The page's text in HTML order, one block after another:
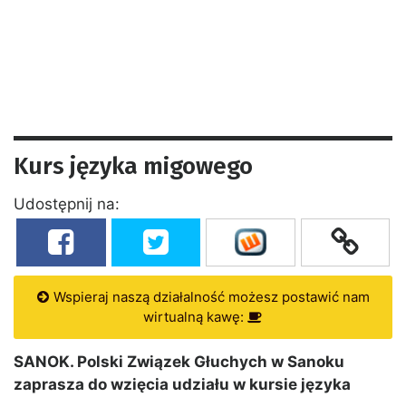
Kurs języka migowego
Udostępnij na:
Wspieraj naszą działalność możesz postawić nam
wirtualną kawę:
SANOK. Polski Związek Głuchych w Sanoku
zaprasza do wzięcia udziału w kursie języka